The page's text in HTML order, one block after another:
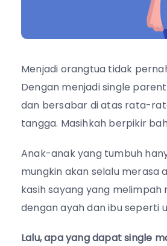
Menjadi orangtua tidak
Dengan menjadi single
dan bersabar di atas rata-
tangga. Masihkah berpikir
Anak-anak yang tumbuh
mungkin akan selalu merasa
kasih sayang yang
dengan ayah dan ibu seperti
Lalu, apa yang dapat single